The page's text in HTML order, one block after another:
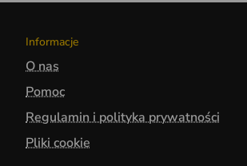
Informacje
O nas
Pomoc
Regulamin i polityka prywatności
Pliki cookie